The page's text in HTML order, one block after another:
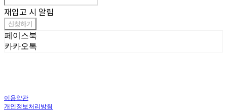
재입고 시 알림
신청하기
페이스북
카카오톡
이용약관
개인정보처리방침